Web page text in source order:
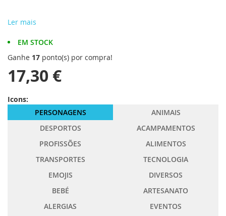
Ler mais
EM STOCK
Ganhe 17 ponto(s) por compra!
17,30 €
Icons:
PERSONAGENS
ANIMAIS
DESPORTOS
ACAMPAMENTOS
PROFISSÕES
ALIMENTOS
TRANSPORTES
TECNOLOGIA
EMOJIS
DIVERSOS
BEBÉ
ARTESANATO
ALERGIAS
EVENTOS